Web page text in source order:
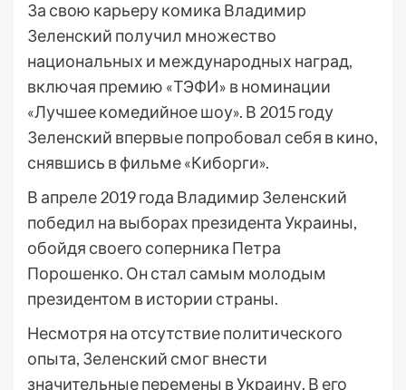
За свою карьеру комика Владимир
Зеленский получил множество
национальных и международных наград,
включая премию «ТЭФИ» в номинации
«Лучшее комедийное шоу». В 2015 году
Зеленский впервые попробовал себя в кино,
снявшись в фильме «Киборги».
В апреле 2019 года Владимир Зеленский
победил на выборах президента Украины,
обойдя своего соперника Петра
Порошенко. Он стал самым молодым
президентом в истории страны.
Несмотря на отсутствие политического
опыта, Зеленский смог внести
значительные перемены в Украину. В его